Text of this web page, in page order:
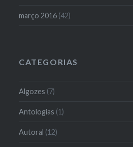
março 2016 (42)
CATEGORIAS
Algozes (7)
Antologias (1)
Autoral (12)